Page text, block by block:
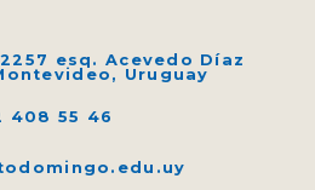
esq. Acevedo Díaz
Uruguay
408 55 46